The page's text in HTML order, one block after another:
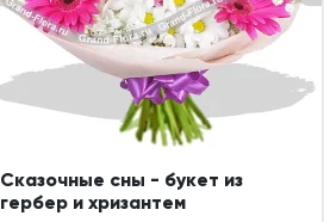
Сказочные сны - букет из
гербер и хризантем